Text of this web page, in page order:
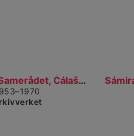
Sámiráđđi / Samerådet, Čálašeapmi, áššebáhpirat /...
Gå til detaljvisning